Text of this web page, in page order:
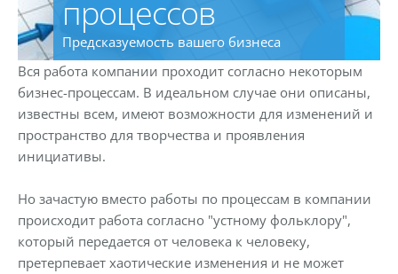
процессов
Предсказуемость вашего бизнеса
Вся работа компании проходит согласно некоторым
бизнес-процессам. В идеальном случае они описаны,
известны всем, имеют возможности для изменений и
пространство для творчества и проявления
инициативы.
Но зачастую вместо работы по процессам в компании
происходит работа согласно "устному фольклору",
который передается от человека к человеку,
претерпевает хаотические изменения и не может